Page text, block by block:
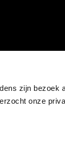
zijn bezoek
onze